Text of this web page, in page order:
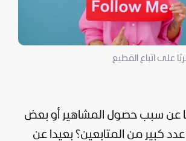
على اتباع القطيع
عن سبب حصول المشاهير أو بعض
كبير من المتابعين؟ بعيدا عن